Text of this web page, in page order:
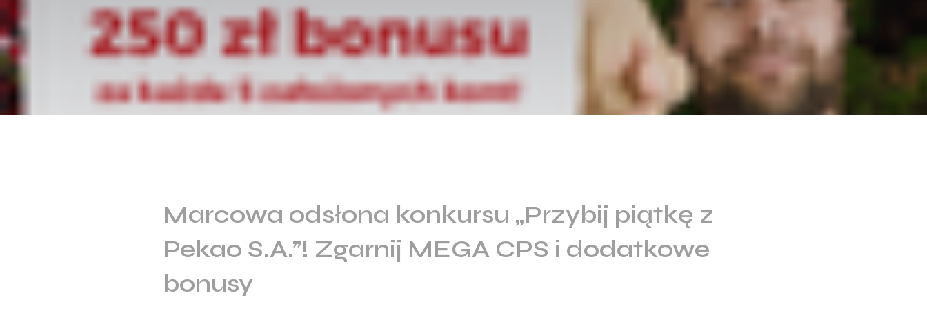
Marcowa odsłona konkursu „Przybij piątkę z
Pekao S.A.”! Zgarnij MEGA CPS i dodatkowe
bonusy